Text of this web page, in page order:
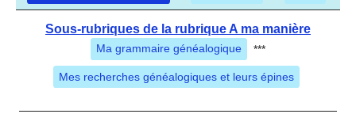
Sous-rubriques de la rubrique A ma manière
Ma grammaire généalogique ***
Mes recherches généalogiques et leurs épines